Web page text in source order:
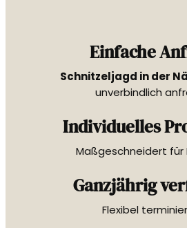
Einfache
Schnitzeljagd in der
unverbindlich
Individuelles
Maßgeschneidert für
Ganzjährig
Flexibel